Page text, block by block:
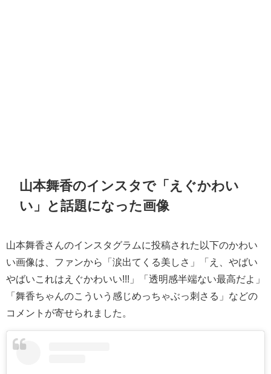
山本舞香のインスタで「えぐかわい
い」と話題になった画像
山本舞香さんのインスタグラムに投稿された以下のかわい
い画像は、ファンから「涙出てくる美しさ」「え、やばい
やばいこれはえぐかわいい!!!」「透明感半端ない最高だよ」
「舞香ちゃんのこういう感じめっちゃぶっ刺さる」などの
コメントが寄せられました。